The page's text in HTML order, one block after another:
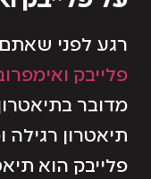
רגע לפני שאתם
פלייבק
מדובר
תיאטרון רגילה
פלייבק הוא